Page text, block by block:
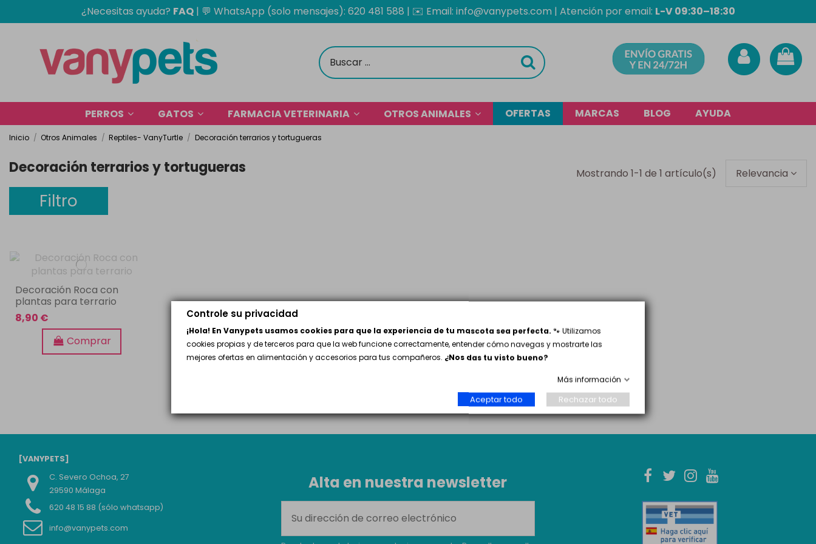
¿Necesitas ayuda? FAQ| 💬 WhatsApp (solo mensajes): 620 481 588 | ✉️ Email: info@vanypets.com | Atención por email: L-V 09:30–18:30
PERROS GATOS FARMACIA VETERINARIA OTROS ANIMALES OFERTAS MARCAS BLOG AYUDA
Inicio Otros Animales Reptiles- VanyTurtle Decoración terrarios y tortugueras
Decoración terrarios y tortugueras Mostrando 1-1 de 1 artículo(s) Relevancia
Filtro
Decoración Roca con
plantas para terrario
8,90 €
Comprar
[VANYPETS]
C. Severo Ochoa, 27
29590 Málaga
620 48 15 88 (sólo whatsapp)
info@vanypets.com
Alta en nuestra newsletter
Controle su privacidad
¡Hola! En Vanypets usamos cookies para que la experiencia de tu mascota sea perfecta. 🐾 Utilizamos
cookies propias y de terceros para que la web funcione correctamente, entender cómo navegas y mostrarte las
mejores ofertas en alimentación y accesorios para tus compañeros. ¿Nos das tu visto bueno?
Más información
Aceptar todo Rechazar todo